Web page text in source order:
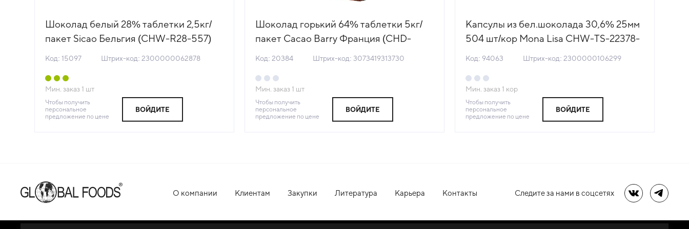
Шоколад белый 28% таблетки 2,5кг/
пакет Sicao Бельгия (CHW-R28-557)
Код: 15097 Штрих-код: 2300000062878
Мин. заказ 1 шт
Чтобы получить
персональное
предложение по цене
ВОЙДИТЕ
Шоколад горький 64% таблетки 5кг/
пакет Cacao Barry Франция (CHD-
Код: 20384 Штрих-код: 3073419313730
Мин. заказ 1 шт
Чтобы получить
персональное
предложение по цене
ВОЙДИТЕ
Капсулы из бел.шоколада 30,6% 25мм
504 шт/кор Mona Lisa CHW-TS-22378-
Код: 94063 Штрих-код: 2300000106299
Мин. заказ 1 кор
Чтобы получить
персональное
предложение по цене
ВОЙДИТЕ
О компании Клиентам Закупки Литература Карьера Контакты Следите за нами в соцсетях Мы в ВКМы в